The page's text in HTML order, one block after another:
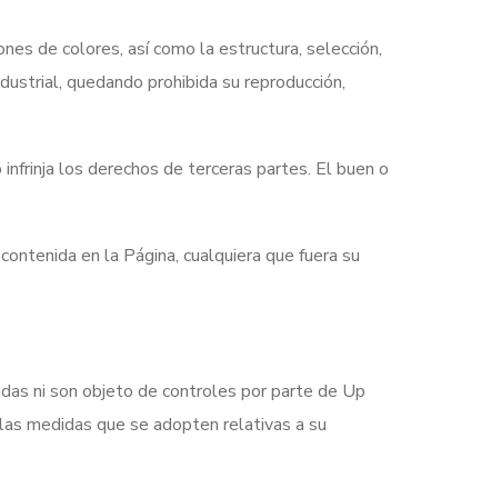
de colores, así como la estructura, selección,
quedando prohibida su reproducción,
los derechos de terceras partes. El buen o
en la Página, cualquiera que fuera su
ni son objeto de controles por parte de Up
medidas que se adopten relativas a su